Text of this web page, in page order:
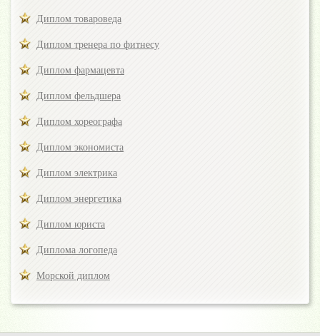
Диплом товароведа
Диплом тренера по фитнесу
Диплом фармацевта
Диплом фельдшера
Диплом хореографа
Диплом экономиста
Диплом электрика
Диплом энергетика
Диплом юриста
Диплома логопеда
Морской диплом